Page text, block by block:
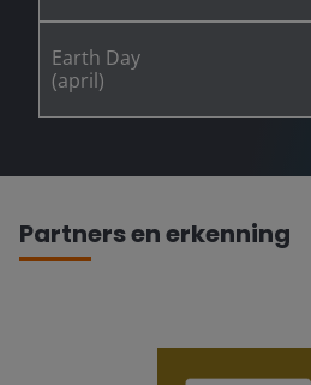
Earth Day
(april)
Partners en erkenning